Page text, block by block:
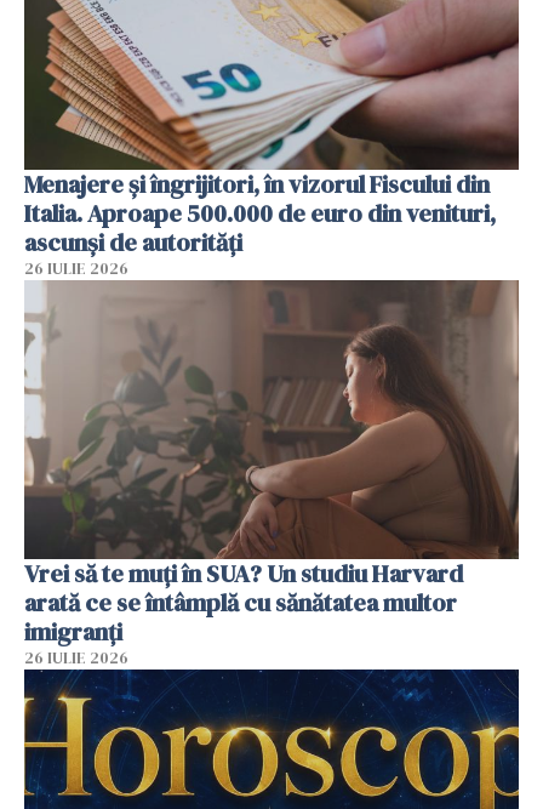
Menajere și îngrijitori, în vizorul Fiscului din
Italia. Aproape 500.000 de euro din venituri,
ascunși de autorități
26 IULIE 2026
Vrei să te muți în SUA? Un studiu Harvard
arată ce se întâmplă cu sănătatea multor
imigranți
26 IULIE 2026